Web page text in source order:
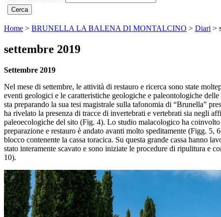
Home > BRUNELLA LA BALENA DI MONTALCINO > Diari >
settembre 2019
Settembre 2019
Nel mese di settembre, le attività di restauro e ricerca sono state
eventi geologici e le caratteristiche geologiche e paleontologiche
sta preparando la sua tesi magistrale sulla tafonomia di “Brunella”
ha rivelato la presenza di tracce di invertebrati e vertebrati sia negli
paleoecologiche del sito (Fig. 4). Lo studio malacologico ha
preparazione e restauro è andato avanti molto speditamente (Figg.
blocco contenente la cassa toracica. Su questa grande cassa hanno
stato interamente scavato e sono iniziate le procedure di ripulitura e
10).